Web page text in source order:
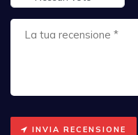
INVIA RECENSIONE